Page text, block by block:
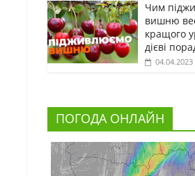
Чим
вишню
кращого
дієві
04.04.2023
ПОГОДА ОНЛАЙН